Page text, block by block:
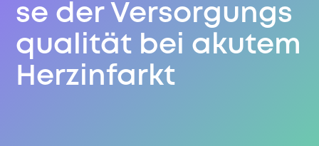
se der Versorgungs
qualität bei akutem
Herzinfarkt